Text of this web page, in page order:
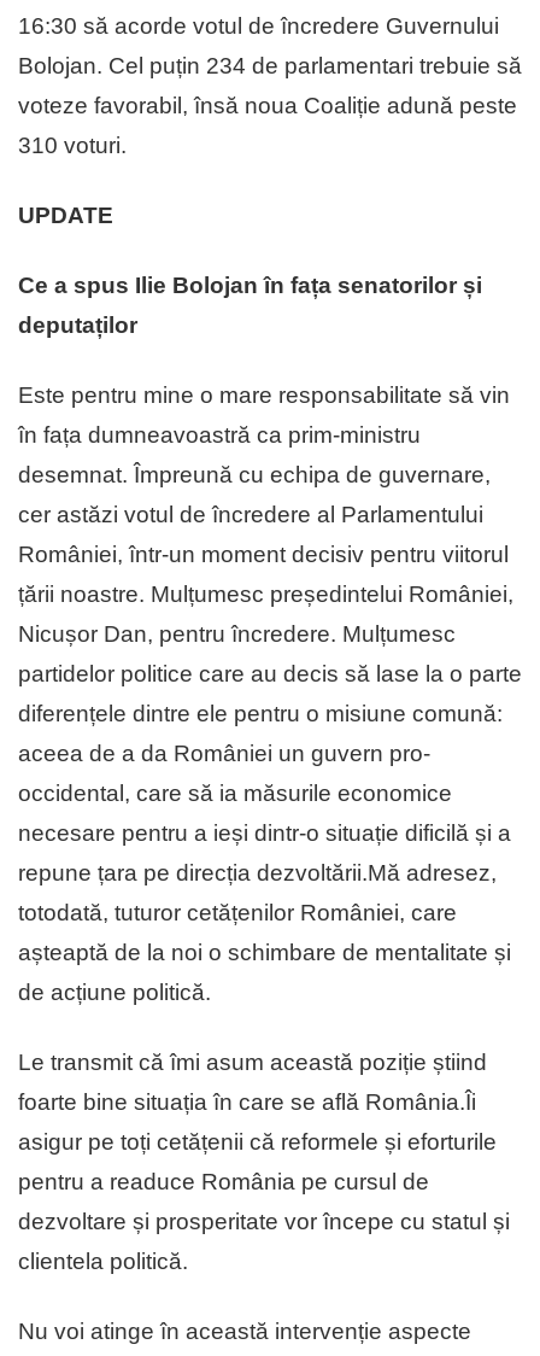
16:30 să acorde votul de încredere Guvernului
Bolojan. Cel puțin 234 de parlamentari trebuie să
voteze favorabil, însă noua Coaliție adună peste
310 voturi.
UPDATE
Ce a spus Ilie Bolojan în fața senatorilor și
deputaților
Este pentru mine o mare responsabilitate să vin
în fața dumneavoastră ca prim-ministru
desemnat. Împreună cu echipa de guvernare,
cer astăzi votul de încredere al Parlamentului
României, într-un moment decisiv pentru viitorul
țării noastre. Mulțumesc președintelui României,
Nicușor Dan, pentru încredere. Mulțumesc
partidelor politice care au decis să lase la o parte
diferențele dintre ele pentru o misiune comună:
aceea de a da României un guvern pro-
occidental, care să ia măsurile economice
necesare pentru a ieși dintr-o situație dificilă și a
repune țara pe direcția dezvoltării.Mă adresez,
totodată, tuturor cetățenilor României, care
așteaptă de la noi o schimbare de mentalitate și
de acțiune politică.
Le transmit că îmi asum această poziție știind
foarte bine situația în care se află România.Îi
asigur pe toți cetățenii că reformele și eforturile
pentru a readuce România pe cursul de
dezvoltare și prosperitate vor începe cu statul și
clientela politică.
Nu voi atinge în această intervenție aspecte